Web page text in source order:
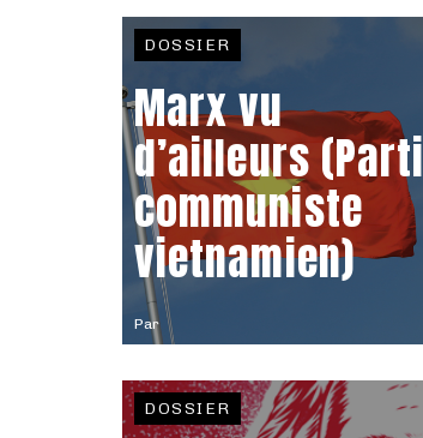
Par
DOSSIER
Marx vu
d’ailleurs (Parti
communiste
vietnamien)
DOSSIER